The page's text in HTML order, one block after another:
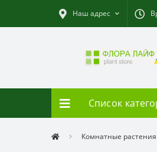
Наш адрес
Список
Комнатные растения